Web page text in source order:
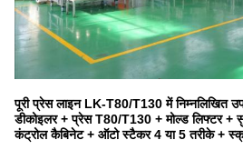
पूरी प्रेस लाइन LK-T80/T130 में निम्नलिखित
डीकोइलर + प्रेस T80/T130 + मोल्ड लिफ्टर +
कंट्रोल कैबिनेट + ऑटो स्टैकर 4 या 5 तरीके +